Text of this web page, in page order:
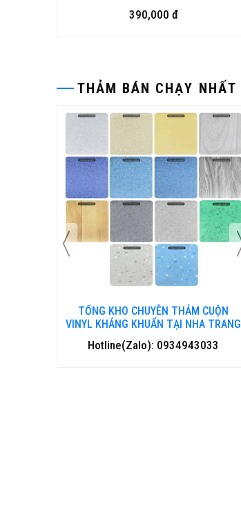
390,000 đ
THẢM BÁN CHẠY NHẤT
TỔNG KHO CHUYÊN THẢM CUỘN
VINYL KHÁNG KHUẨN TẠI NHA TRANG
Hotline(Zalo): 0934943033